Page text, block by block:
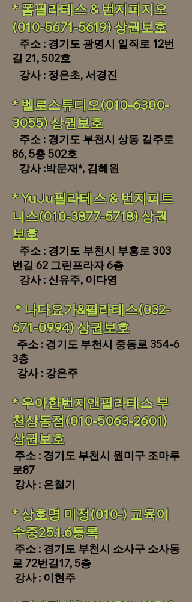
* 폼필라테스 & 번지피지오
(010-5671-5619) 상권보호
주소 : 경기도 광명시 일직로 12번
길 21, 502호
​ 강사 : 정은초, 서경진
​* 벨로스튜디오(010-6300-
3055) 상권보호
주소 : 경기도 부천시 상동 길주로
86, 5층 502호
강사 :박문재*, 김혜원
​* YuJu필라테스 & 번지피트
니스(010-3877-5718) 상권
보호
주소 : 경기도 부천시 부흥로 303
번길 62 그린프라자 6층
강사 : 신유주, 이다영
* 나다요가&필라테스(032-
671-0994) 상권보호
주소 : 경기도 부천시 중동로 354-6
3층
강사 : 강은주
* 우아한번지앤필라테스 부
천상동점(010-5063-2601)
상권보호
주소 : 경기도 부천시 원미구 조마루
로87
강사 : 은철기
* 상호명 미정(010-) 교육이
수중25.1.6등록
주소 : 경기도 부천시 소사구 소사동
로 72번길17, 5층
강사 : 이현주